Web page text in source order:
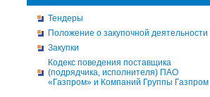
Тендеры
Положение о закупочной деятельности
Закупки
Кодекс поведения поставщика
(подрядчика, исполнителя) ПАО
«Газпром» и Компаний Группы Газпром